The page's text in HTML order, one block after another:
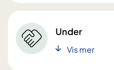
Under
Vis mer